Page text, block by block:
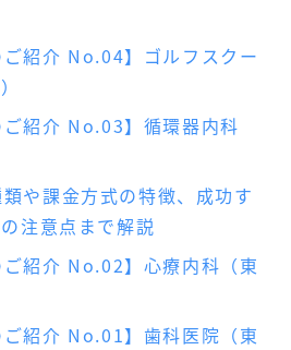
ご紹介 No.04】ゴルフスクー
ご紹介 No.03】循環器内科
や課金方式の特徴、成功す
注意点まで解説
ご紹介 No.02】心療内科（東
ご紹介 No.01】歯科医院（東